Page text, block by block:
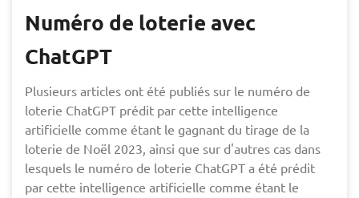
Numéro de loterie avec
ChatGPT
Plusieurs articles ont été publiés sur le numéro de
loterie ChatGPT prédit par cette intelligence
artificielle comme étant le gagnant du tirage de la
loterie de Noël 2023, ainsi que sur d'autres cas dans
lesquels le numéro de loterie ChatGPT a été prédit
par cette intelligence artificielle comme étant le